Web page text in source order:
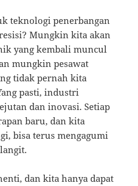
teknologi penerbangan
Mungkin kita akan
yang kembali muncul
mungkin pesawat
tidak pernah kita
pasti, industri
dan inovasi. Setiap
baru, dan kita
bisa terus mengagumi
dan kita hanya dapat